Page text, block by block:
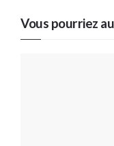
Vous pourriez